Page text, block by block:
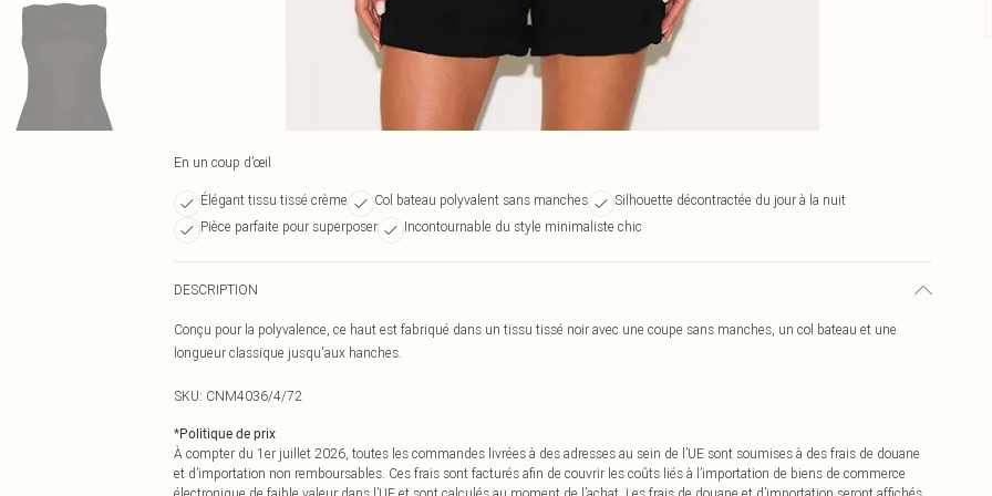
En un coup d’œil
Élégant tissu tissé crème Col bateau polyvalent sans manches
Silhouette décontractée du jour à la nuit
Pièce parfaite pour superposer
Incontournable du style minimaliste chic
DESCRIPTION
Conçu pour la polyvalence, ce haut est fabriqué dans un tissu tissé noir avec une coupe sans manches, un col bateau et une
longueur classique jusqu'aux hanches.
SKU: CNM4036/4/72
*Politique de prix
À compter du 1er juillet 2026, toutes les commandes livrées à des adresses au sein de l’UE sont soumises à des frais de douane
et d’importation non remboursables. Ces frais sont facturés afin de couvrir les coûts liés à l’importation de biens de commerce